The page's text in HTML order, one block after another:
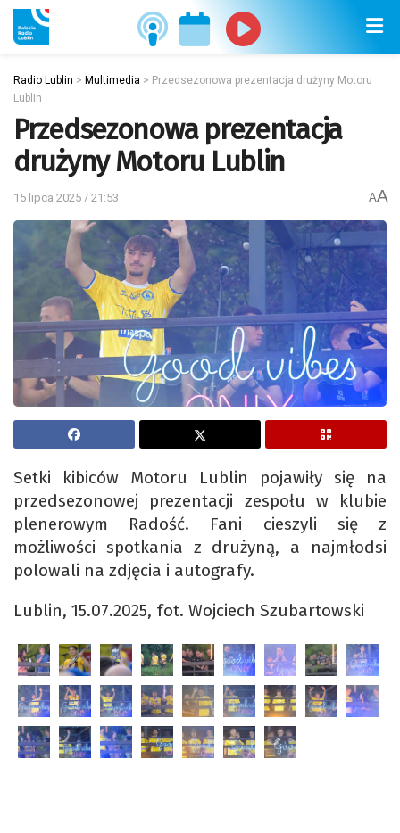
Radio Lublin > Multimedia > Przedsezonowa prezentacja drużyny Motoru
Lublin
Przedsezonowa prezentacja
drużyny Motoru Lublin
15 lipca 2025 / 21:53 AA
Setki kibiców Motoru Lublin pojawiły się na
przedsezonowej prezentacji zespołu w klubie
plenerowym Radość. Fani cieszyli się z
możliwości spotkania z drużyną, a najmłodsi
polowali na zdjęcia i autografy.
Lublin, 15.07.2025, fot. Wojciech Szubartowski